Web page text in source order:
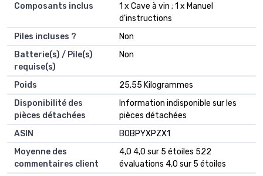
Composants inclus
‎1 x Cave à vin ; 1 x Manuel
d'instructions
Piles incluses ?
‎Non
Batterie(s) / Pile(s)
requise(s)
‎Non
Poids
‎25,55 Kilogrammes
Disponibilité des
pièces détachées
‎Information indisponible sur les
pièces détachées
ASIN
B0BPYXPZX1
Moyenne des
commentaires client
4,0 4,0 sur 5 étoiles 522
évaluations 4,0 sur 5 étoiles